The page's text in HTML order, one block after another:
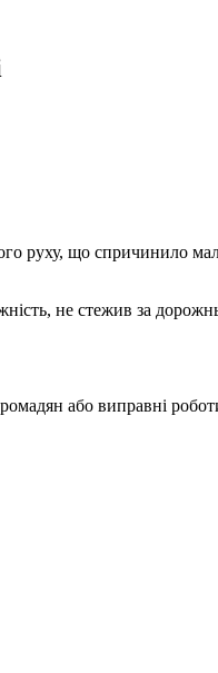
руху, що спричинило
не стежив за
або виправні